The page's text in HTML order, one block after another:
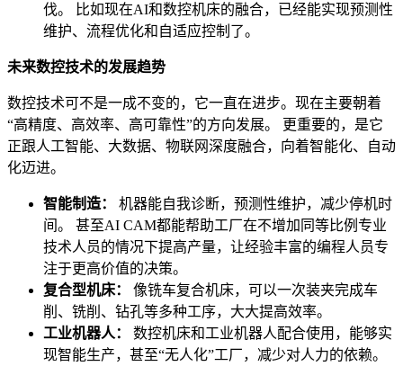
伐。 比如现在AI和数控机床的融合，已经能实现预测性
维护、流程优化和自适应控制了。
未来数控技术的发展趋势
数控技术可不是一成不变的，它一直在进步。现在主要朝着
“高精度、高效率、高可靠性”的方向发展。 更重要的，是它
正跟人工智能、大数据、物联网深度融合，向着智能化、自动
化迈进。
智能制造：
机器能自我诊断，预测性维护，减少停机时
间。 甚至AI CAM都能帮助工厂在不增加同等比例专业
技术人员的情况下提高产量，让经验丰富的编程人员专
注于更高价值的决策。
复合型机床：
像铣车复合机床，可以一次装夹完成车
削、铣削、钻孔等多种工序，大大提高效率。
工业机器人：
数控机床和工业机器人配合使用，能够实
现智能生产，甚至“无人化”工厂，减少对人力的依赖。